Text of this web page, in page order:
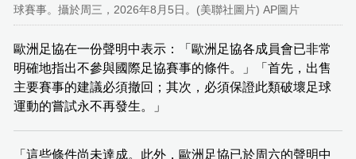
球賽事。攝於周三，2026年8月5日。(美聯社圖片) AP圖片
歐洲足協在一份聲明中表示：「歐洲足協各成員會已非常
明確地指出不參與國際足協賽事的條件。」「首先，出售
主要賽事的建議必須撤回；其次，必須保證此類破壞足球
運動的嘗試永不再發生。」
「這些條件尚未達成。此外，歐洲足協已於周六的聲明中